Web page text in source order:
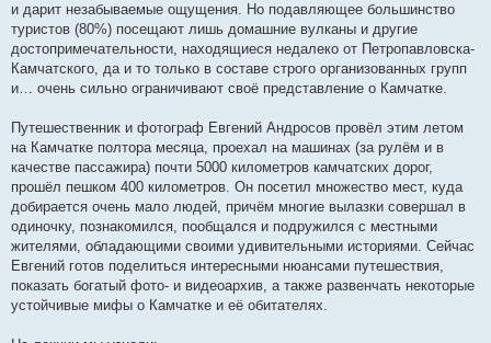
д
о
м
л
е
н
и дарит незабываемые ощущения. Но подавляющее большинство
туристов (80%) посещают лишь домашние вулканы и другие
достопримечательности, находящиеся недалеко от Петропавловска-
Камчатского, да и то только в составе строго организованных групп
и… очень сильно ограничивают своё представление о Камчатке.
Путешественник и фотограф Евгений Андросов провёл этим летом
на Камчатке полтора месяца, проехал на машинах (за рулём и в
качестве пассажира) почти 5000 километров камчатских дорог,
прошёл пешком 400 километров. Он посетил множество мест, куда
добирается очень мало людей, причём многие вылазки совершал в
одиночку, познакомился, пообщался и подружился с местными
жителями, обладающими своими удивительными историями. Сейчас
Евгений готов поделиться интересными нюансами путешествия,
показать богатый фото- и видеоархив, а также развенчать некоторые
устойчивые мифы о Камчатке и её обитателях.